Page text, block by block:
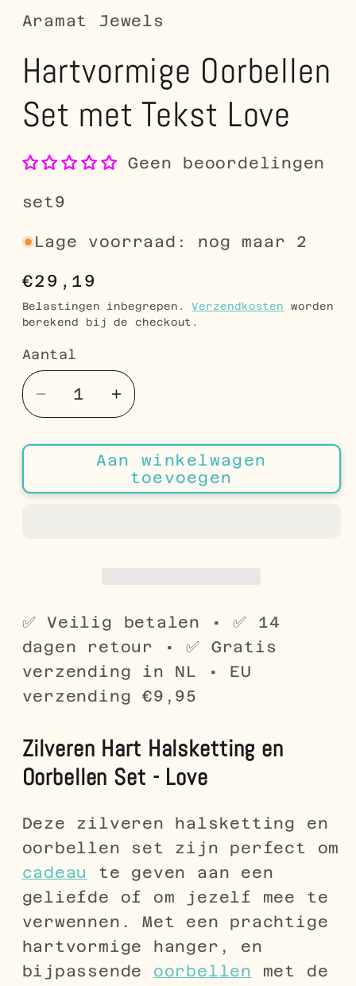
Aramat Jewels
Hartvormige Oorbellen
Set met Tekst Love
Geen beoordelingen
SKU:
set9
Lage voorraad: nog maar 2
Normale
prijs
€29,19
Belastingen inbegrepen.Verzendkosten worden
berekend bij de checkout.
Aantal
Aantal
Aantal
verlagen
voor
Hartvormige
Oorbellen
Aantal
verhogen
voor
Hartvormige
Oorbellen
Aan winkelwagen
toevoegen
✅ Veilig betalen • ✅ 14
dagen retour • ✅ Gratis
verzending in NL • EU
verzending €9,95
Zilveren Hart Halsketting en
Oorbellen Set - Love
Deze zilveren halsketting en
oorbellen set zijn perfect om
cadeau
te geven aan een
geliefde of om jezelf mee te
verwennen. Met een prachtige
hartvormige hanger, en
bijpassende oorbellen met de